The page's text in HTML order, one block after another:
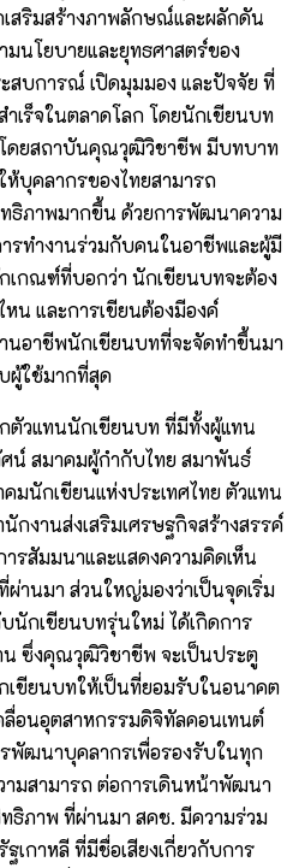
เสริมสร้างภาพลักษณ์และผลักดัน
มนโยบายและยุทธศาสตร์ของ
สบการณ์ เปิดมุมมอง และปัจจัย ที่
เร็จในตลาดโลก โดยนักเขียนบท
โดยสถาบันคุณวุฒิวิชาชีพ มีบทบาท
บุคลากรของไทยสามารถ
ธิภาพมากขึ้น ด้วยการพัฒนาความ
รทำงานร่วมกับคนในอาชีพและผู้มี
เกณฑ์ที่บอกว่า นักเขียนบทจะต้อง
น และการเขียนต้องมีองค์
นอาชีพนักเขียนบทที่จะจัดทำขึ้นมา
ผู้ใช้มากที่สุด
ตัวแทนนักเขียนบท ที่มีทั้งผู้แทน
น์ สมาคมผู้กำกับไทย สมาพันธ์
มนักเขียนแห่งประเทศไทย ตัวแทน
กงานส่งเสริมเศรษฐกิจสร้างสรรค์
รสัมมนาและแสดงความคิดเห็น
านมา ส่วนใหญ่มองว่าเป็นจุดเริ่ม
นักเขียนบทรุ่นใหม่ ได้เกิดการ
ซึ่งคุณวุฒิวิชาชีพ จะเป็นประตู
เขียนบทให้เป็นที่ยอมรับในอนาคต
อนอุตสาหกรรมดิจิทัลคอนเทนต์
รพัฒนาบุคลากรเพื่อรองรับในทุก
ามสามารถ ต่อการเดินหน้าพัฒนา
ธิภาพ ที่ผ่านมา สคช. มีความร่วม
กาหลี ที่มีชื่อเสียงเกี่ยวกับการ